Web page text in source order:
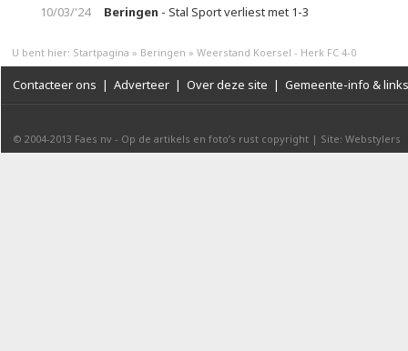
10/03/'24
Beringen - Stal Sport verliest met 1-3
U bent hier: Startpagina » Beringen » Weerstand Koersel - Herk FC 4-0
Contacteer ons | Adverteer | Over deze site | Gemeente-info & links
© 2004-2013 Faes nv - Op de artikels en foto’s rust copyright | Site: Webstylers